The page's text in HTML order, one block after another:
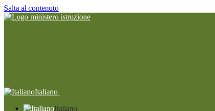
Salta al contenuto
Italiano
Italiano